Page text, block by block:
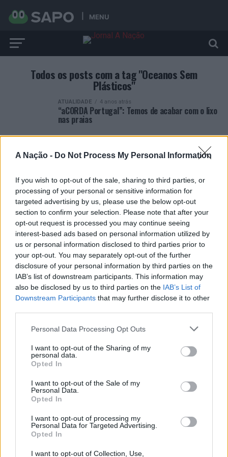
A Nação - Do Not Process My Personal Information
If you wish to opt-out of the sale, sharing to third parties, or
processing of your personal or sensitive information for
targeted advertising by us, please use the below opt-out
section to confirm your selection. Please note that after your
opt-out request is processed you may continue seeing
interest-based ads based on personal information utilized by
us or personal information disclosed to third parties prior to
your opt-out. You may separately opt-out of the further
disclosure of your personal information by third parties on the
IAB’s list of downstream participants. This information may
also be disclosed by us to third parties on the IAB’s List of
Downstream Participants that may further disclose it to other
Personal Data Processing Opt Outs
I want to opt-out of the Sharing of my
personal data.
Opted In
I want to opt-out of the Sale of my
Personal Data.
Opted In
I want to opt-out of processing my
Personal Data for Targeted Advertising.
Opted In
I want to opt-out of Collection, Use,
MENU
Todos os posts com a tag "Oceanos Sem
Plásticos"
ATUALIDADE 4 anos atrás
“aCORDA Portugal”: Temos de acabar com o lixo
nas praias
ARTIGOS RECENTES
Covilhã: Especialista aponta investimento estrangeiro e
valorização imobiliária como motores do crescimento da
Beira Interior
Rio de Janeiro: Governo do Estado propõe parceria com a
FUNCEX para “reforçar inteligência sobre comércio
exterior”
Esposende acolhe festival de kitesurf
Cinco projetos de Cascais finalistas em iniciativa europeia
EMEC celebra a conclusão de mais um Curso de
Educação e Formação de Adultos na Escola de Tecnologia